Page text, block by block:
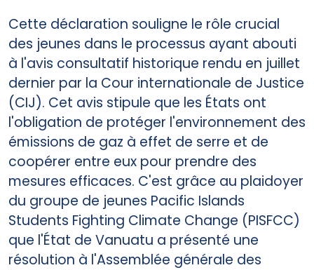
Cette déclaration souligne le rôle crucial
des jeunes dans le processus ayant abouti
à l'avis consultatif historique rendu en juillet
dernier par la Cour internationale de Justice
(CIJ). Cet avis stipule que les États ont
l'obligation de protéger l'environnement des
émissions de gaz à effet de serre et de
coopérer entre eux pour prendre des
mesures efficaces. C'est grâce au plaidoyer
du groupe de jeunes Pacific Islands
Students Fighting Climate Change (PISFCC)
que l'État de Vanuatu a présenté une
résolution à l'Assemblée générale des